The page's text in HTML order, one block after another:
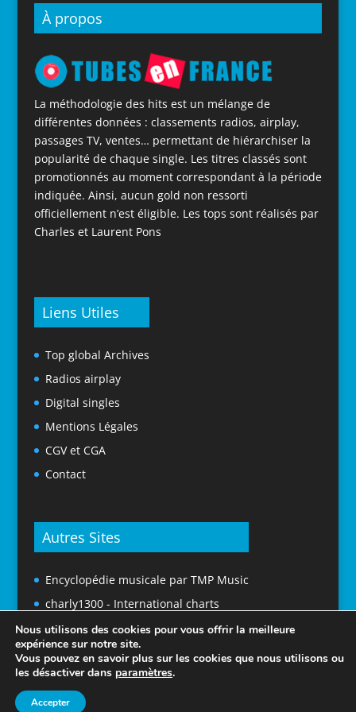
À propos
La méthodologie des hits est un mélange de
différentes données : classements radios, airplay,
passages TV, ventes… permettant de hiérarchiser la
popularité de chaque single. Les titres classés sont
promotionnés au moment correspondant à la période
indiquée. Ainsi, aucun gold non ressorti
officiellement n’est éligible. Les tops sont réalisés par
Charles et Laurent Pons
Liens Utiles
Top global Archives
Radios airplay
Digital singles
Mentions Légales
CGV et CGA
Contact
Autres Sites
Encyclopédie musicale par TMP Music
charly1300 - International charts
© 2025 Tubes En France. Tous droits réservés.
Nous utilisons des cookies pour vous offrir la meilleure
expérience sur notre site.
Vous pouvez en savoir plus sur les cookies que nous utilisons ou
les désactiver dans paramètres.
Accepter